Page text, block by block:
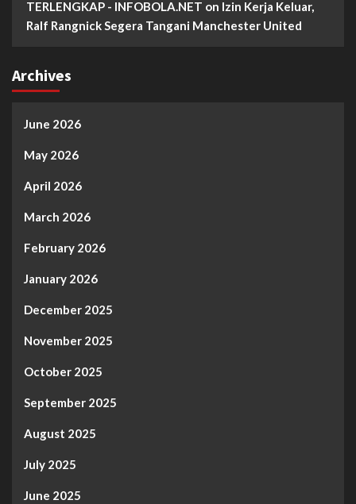
TERLENGKAP - INFOBOLA.NET on Izin Kerja Keluar,
Ralf Rangnick Segera Tangani Manchester United
Archives
June 2026
May 2026
April 2026
March 2026
February 2026
January 2026
December 2025
November 2025
October 2025
September 2025
August 2025
July 2025
June 2025